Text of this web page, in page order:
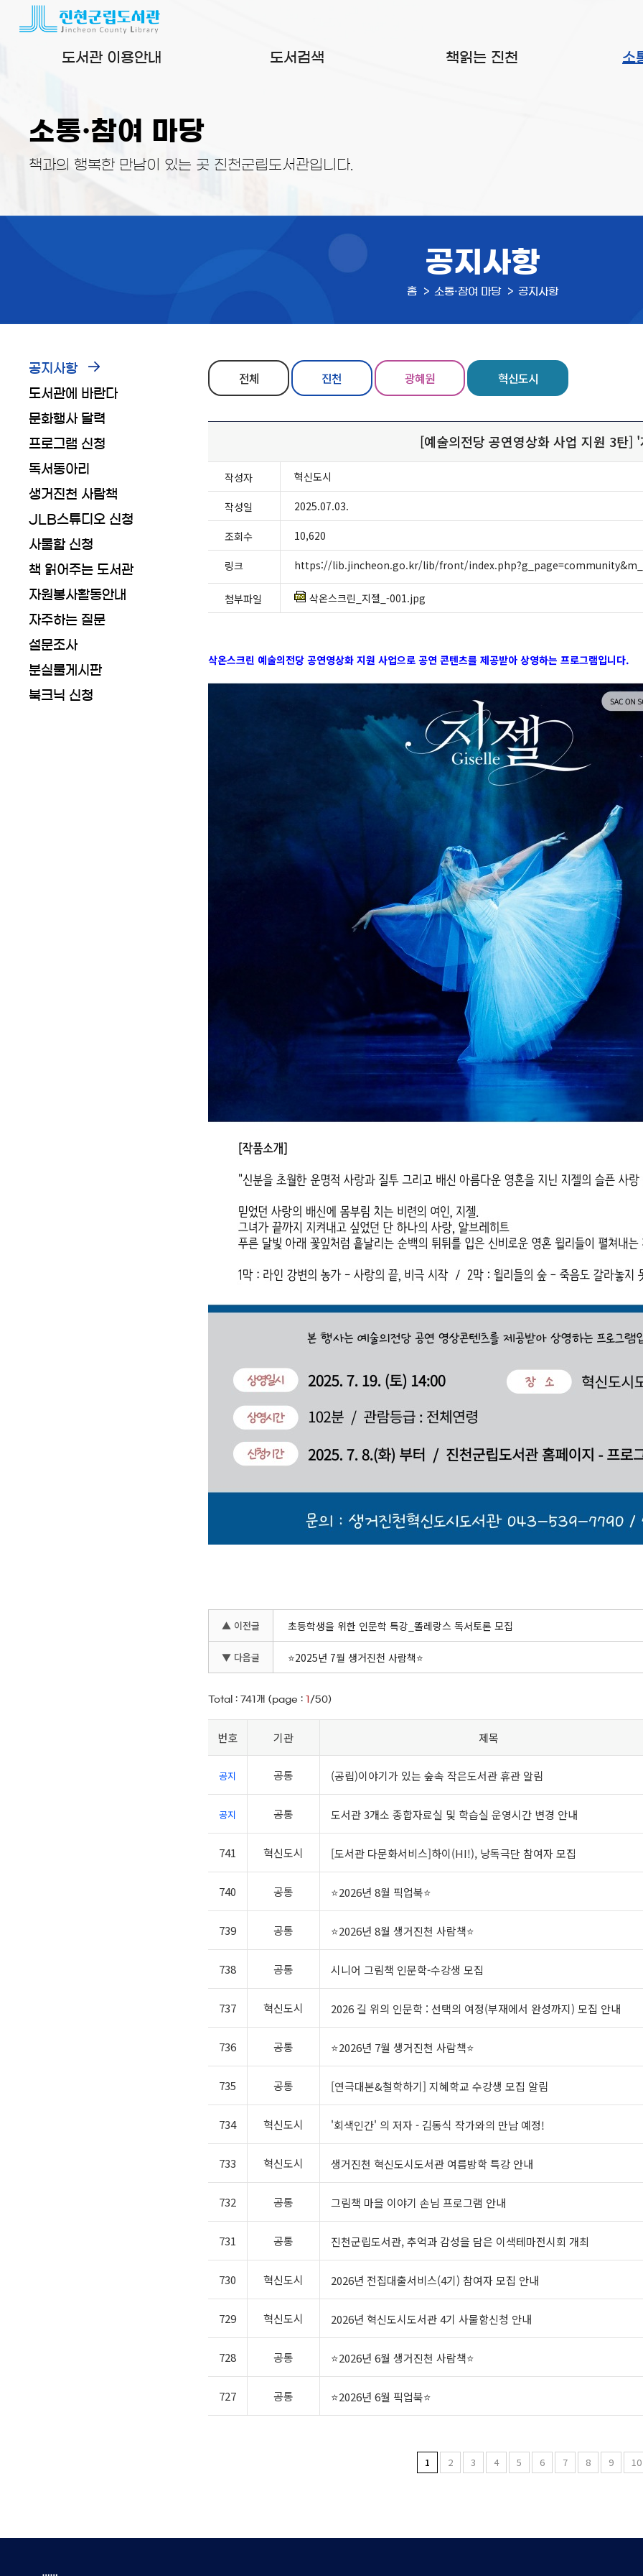
도서관 이용안내 도서검색 책읽는 진천 소
소통·참여 마당
책과의 행복한 만남이 있는 곳 진천군립도서관입니다.
공지사항
홈 소통·참여 마당 공지사항
공지사항
도서관에 바란다
문화행사 달력
프로그램 신청
독서동아리
생거진천 사람책
JLB스튜디오 신청
사물함 신청
책 읽어주는 도서관
자원봉사활동안내
자주하는 질문
설문조사
분실물게시판
북크닉 신청
전체 진천 광혜원 혁신도시
[예술의전당 공연영상화 사업 지원 3탄]
작성자 혁신도시
작성일 2025.07.03.
조회수 10,620
링크 https://lib.jincheon.go.kr/lib/front/
첨부파일 삭온스크린_지젤_-001.jpg
삭온스크린 예술의전당 공연영상화 지원 사업으로 공연 콘텐츠를 제공받아 상영하는 프로그램입니다.
▲ 이전글 초등학생을 위한 인문학 특강_똘레랑스 독서토론 모집
▼ 다음글 ⭐2025년 7월 생거진천 사람책⭐
Total :741 개 (page :1 /50)
번호 기관 제목
공지 공통 (공립)이야기가 있는 숲속 작은도서관 휴관 알림
공지 공통 도서관 3개소 종합자료실 및 학습실 운영시간 변경 안내
741 혁신도시 [도서관 다문화서비스]하이(HI!), 낭독극단 참여자 모집
740 공통 ⭐2026년 8월 픽업북⭐
739 공통 ⭐2026년 8월 생거진천 사람책⭐
738 공통 시니어 그림책 인문학-수강생 모집
737 혁신도시 2026 길 위의 인문학 : 선택의 여정(부재에서 완성까지) 모집 안내
736 공통 ⭐2026년 7월 생거진천 사람책⭐
735 공통 [연극대본&철학하기] 지혜학교 수강생 모집 알림
734 혁신도시 '회색인간' 의 저자 - 김동식 작가와의 만남 예정!
733 혁신도시 생거진천 혁신도시도서관 여름방학 특강 안내
732 공통 그림책 마을 이야기 손님 프로그램 안내
731 공통 진천군립도서관, 추억과 감성을 담은 이색테마전시회 개최
730 혁신도시 2026년 전집대출서비스(4기) 참여자 모집 안내
729 혁신도시 2026년 혁신도시도서관 4기 사물함신청 안내
728 공통 ⭐2026년 6월 생거진천 사람책⭐
727 공통 ⭐2026년 6월 픽업북⭐
1 2 3 4 5 6 7 8 9 10